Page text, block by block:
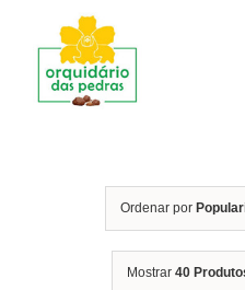
conteúdo
Ordenar por
Mostrar 40